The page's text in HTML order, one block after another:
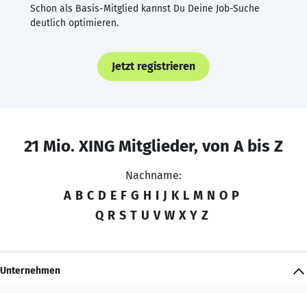
Schon als Basis-Mitglied kannst Du Deine Job-Suche
deutlich optimieren.
Jetzt registrieren
21 Mio. XING Mitglieder, von A bis Z
Nachname:
A B C D E F G H I J K L M N O P
Q R S T U V W X Y Z
Unternehmen